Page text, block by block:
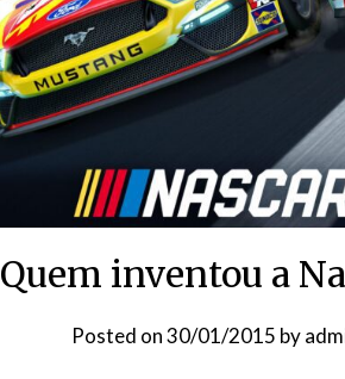
Quem inventou a
Posted on30/01/2015 by